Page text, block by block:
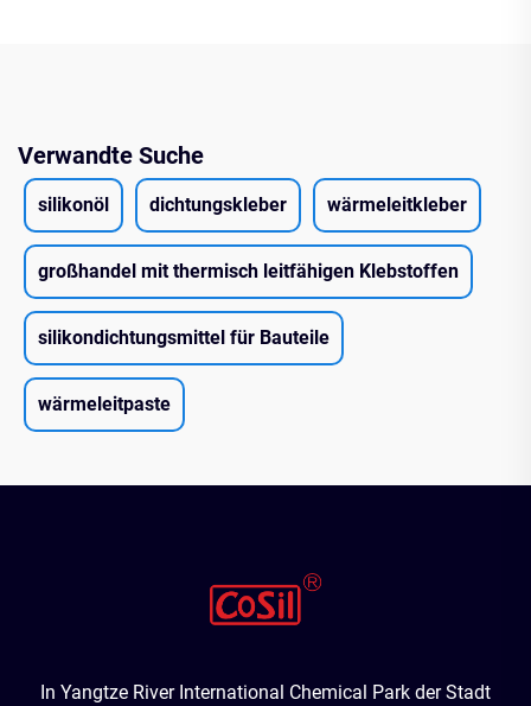
Verwandte Suche
silikonöl dichtungskleber wärmeleitkleber
großhandel mit thermisch leitfähigen Klebstoffen
silikondichtungsmittel für Bauteile
wärmeleitpaste
In Yangtze River International Chemical Park der Stadt